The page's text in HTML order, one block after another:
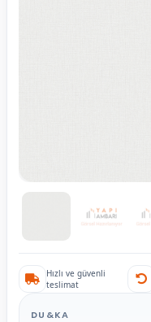
Hızlı ve güvenli
teslimat
DU&KA